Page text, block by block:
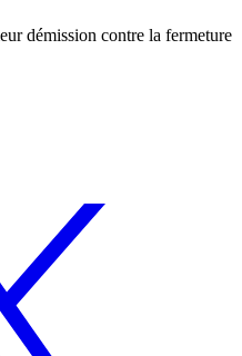
démission contre la fermeture